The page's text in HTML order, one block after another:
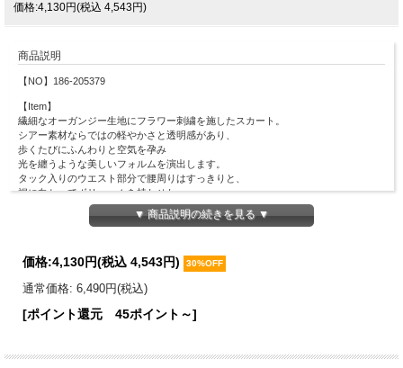
価格:4,130円(税込 4,543円)
商品説明
【NO】186-205379
【Item】
繊細なオーガンジー生地にフラワー刺繍を施したスカート。
シアー素材ならではの軽やかさと透明感があり、
歩くたびにふんわりと空気を孕み
光を纏うような美しいフォルムを演出します。
タック入りのウエスト部分で腰周りはすっきりと、
裾に向かってボリュームを持たせた
フィット＆フレアのラインがスタイルＵＰ見えを叶えます♪
甘くなりがちな花柄も、同系色の刺繍で仕上げることで
奥行きのある洗練されたコーディネートが完成する１着。
【Material】
裏地：ポリエステル100％
着丈：81cm
▼ 商品説明の続きを見る ▼
価格:4,130円(税込 4,543円) 30%OFF
通常価格: 6,490円(税込)
[ポイント還元 45ポイント～]